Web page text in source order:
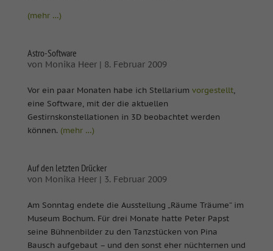
(mehr …)
Astro-Software
von Monika Heer| 8. Februar 2009
Vor ein paar Monaten habe ich Stellarium vorgestellt,
eine Software, mit der die aktuellen
Gestirnskonstellationen in 3D beobachtet werden
können. (mehr …)
Auf den letzten Drücker
von Monika Heer| 3. Februar 2009
Am Sonntag endete die Ausstellung „Räume Träume“ im
Museum Bochum. Für drei Monate hatte Peter Papst
seine Bühnenbilder zu den Tanzstücken von Pina
Bausch aufgebaut – und den sonst eher nüchternen und